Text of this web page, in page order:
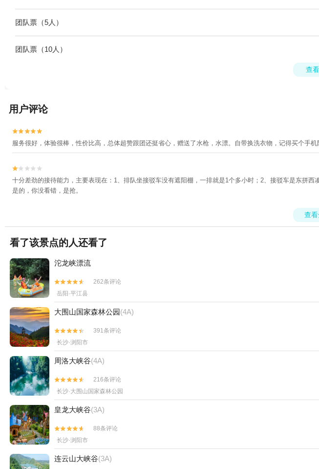
团队票（5人）
团队票（10人）
查
用户评论


服务很好，体验很棒，性价比高，总体超赞跟团还挺省心，赠送了水枪，水漂。自带换洗衣物，记得买个手


十分差劲的接待能力，主要表现在：1、排队坐接驳车没有遮阳棚，一排就是1个多小时；2、接驳车是东拼
是的，你没看错，是抢。
查
看了该景点的人还看了
沱龙峡漂流


262条评论
岳阳·平江县
大围山国家森林公园(4A)


391条评论
长沙·浏阳市
周洛大峡谷(4A)


216条评论
长沙·大围山国家森林公园
皇龙大峡谷(3A)


88条评论
长沙·浏阳市
连云山大峡谷(3A)